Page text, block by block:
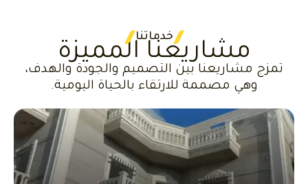
خدماتنا
مشاريعنا المميزة
تمزج مشاريعنا بين التصميم والجودة والهدف،
وهي مصممة للارتقاء بالحياة اليومية.